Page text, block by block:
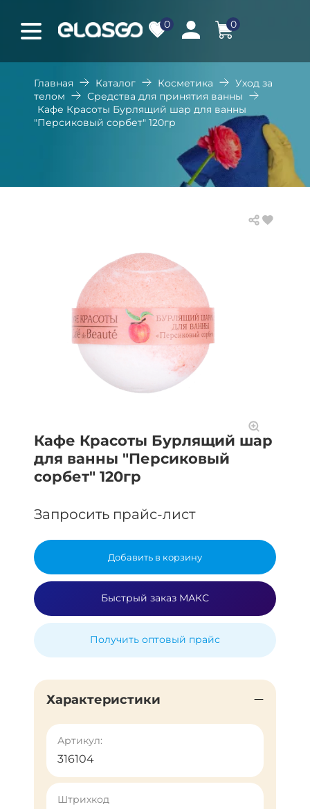
0 0
Главная Каталог Косметика
Уход за
телом
Средства для принятия ванны
Кафе Красоты Бурлящий шар для ванны
"Персиковый сорбет" 120гр
Кафе Красоты Бурлящий шар
для ванны "Персиковый
сорбет" 120гр
Запросить прайс-лист
Добавить в корзину
Быстрый заказ МАКС
Получить оптовый прайс
Характеристики
Артикул:
316104
Штрихкод